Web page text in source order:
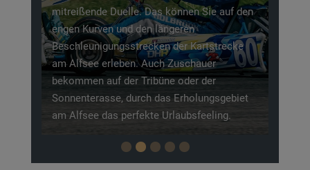
mitreißende Duelle. Das können Sie auf den
engen Kurven und den längeren
Beschleunigungsstrecken der Kartstrecke
am Alfsee erleben. Auch Zuschauer
bekommen auf der Tribüne oder der
Sonnenterasse, durch das Erholungsgebiet
am Alfsee das perfekte Urlaubsfeeling.